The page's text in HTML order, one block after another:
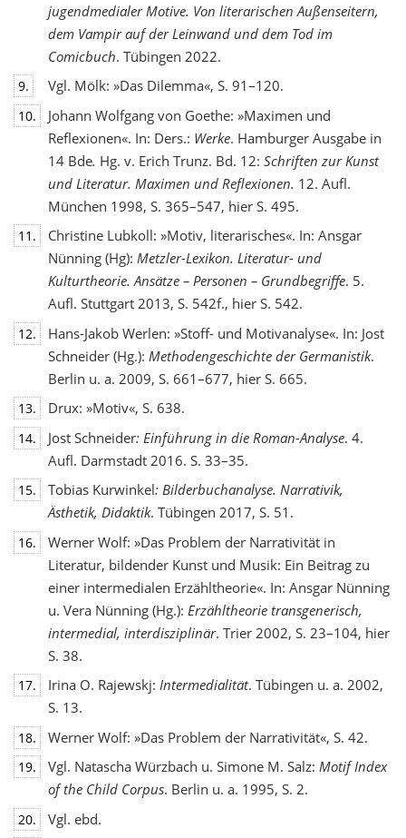
jugendmedialer Motive. Von literarischen Außenseitern,
dem Vampir auf der Leinwand und dem Tod im
Comicbuch. Tübingen 2022.
9. Vgl. Mölk: »Das Dilemma«, S. 91–120.
10.
Johann Wolfgang von Goethe: »Maximen und
Reflexionen«. In: Ders.: Werke. Hamburger Ausgabe in
14 Bde. Hg. v. Erich Trunz. Bd. 12: Schriften zur Kunst
und Literatur. Maximen und Reflexionen. 12. Aufl.
München 1998, S. 365–547, hier S. 495.
11.
Christine Lubkoll: »Motiv, literarisches«. In: Ansgar
Nünning (Hg): Metzler-Lexikon. Literatur- und
Kulturtheorie. Ansätze – Personen – Grundbegriffe. 5.
Aufl. Stuttgart 2013, S. 542f., hier S. 542.
12.
Hans-Jakob Werlen: »Stoff- und Motivanalyse«. In: Jost
Schneider (Hg.): Methodengeschichte der Germanistik.
Berlin u. a. 2009, S. 661–677, hier S. 665.
13. Drux: »Motiv«, S. 638.
14. Jost Schneider: Einführung in die Roman-Analyse. 4.
Aufl. Darmstadt 2016. S. 33–35.
15. Tobias Kurwinkel: Bilderbuchanalyse. Narrativik,
Ästhetik, Didaktik. Tübingen 2017, S. 51.
16.
Werner Wolf: »Das Problem der Narrativität in
Literatur, bildender Kunst und Musik: Ein Beitrag zu
einer intermedialen Erzähltheorie«. In: Ansgar Nünning
u. Vera Nünning (Hg.): Erzähltheorie transgenerisch,
intermedial, interdisziplinär. Trier 2002, S. 23–104, hier
S. 38.
17. Irina O. Rajewskj: Intermedialität. Tübingen u. a. 2002,
S. 13.
18. Werner Wolf: »Das Problem der Narrativität«, S. 42.
19. Vgl. Natascha Würzbach u. Simone M. Salz: Motif Index
of the Child Corpus. Berlin u. a. 1995, S. 2.
20. Vgl. ebd.